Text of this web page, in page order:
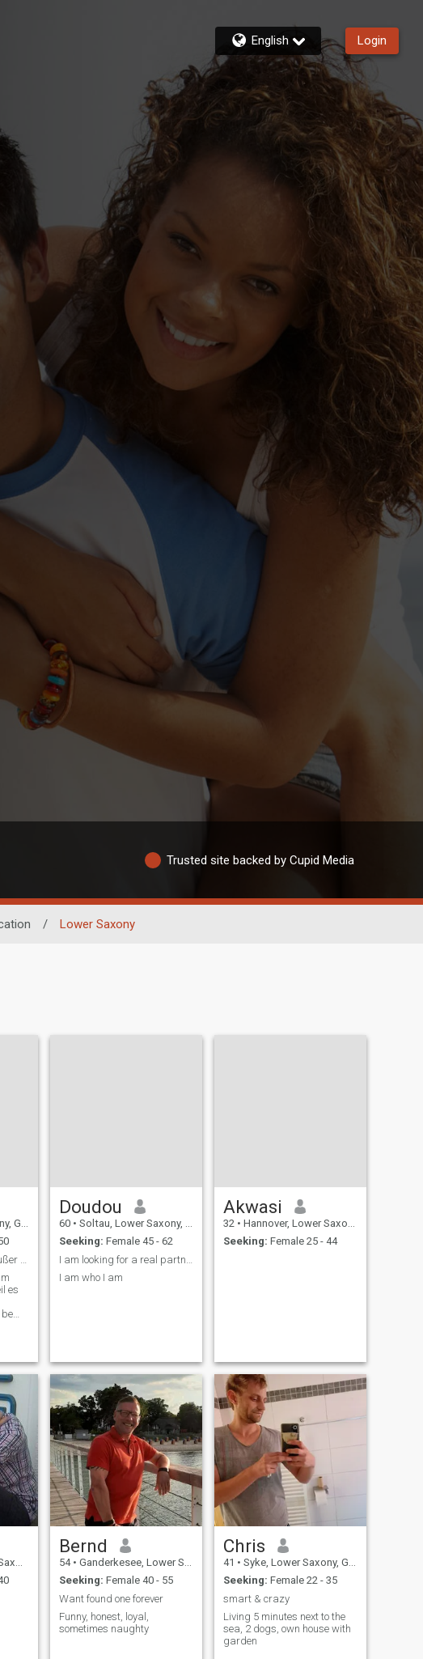
English Login
Trusted site backed by Cupid Media
/ Lower Saxony
es
Doudou
60 • Soltau, Lower Saxony, Germany
Seeking: Female 45 - 62
I am who I am
Akwasi
32 • Hannover, Lower Saxony, Germany
Seeking: Female 25 - 44
Bernd
54 • Ganderkesee, Lower Saxony, Germany
Seeking: Female 40 - 55
Want found one forever
Funny, honest, loyal,
sometimes naughty
Chris
41 • Syke, Lower Saxony, Germany
Seeking: Female 22 - 35
smart & crazy
Living 5 minutes next to the
sea, 2 dogs, own house with
garden